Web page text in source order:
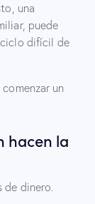
una
puede
ciclo difícil de
un
hacen la
de dinero.